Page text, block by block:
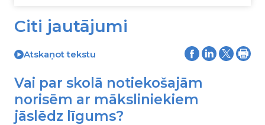
Citi jautājumi
Atskaņot tekstu
Vai par skolā notiekošajām
norisēm ar māksliniekiem
jāslēdz līgums?